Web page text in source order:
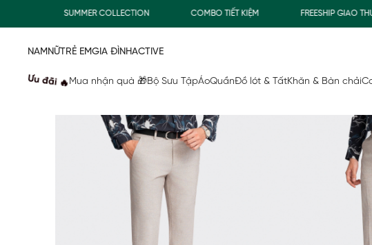
SUMMER COLLECTION COMBO TIẾT KIỆM FREESHIP GIAO
NAMNỮTRẺ EMGIA ĐÌNHACTIVE
Ưu đãi 🔥Mua nhận quà 🎁Bộ Sưu TậpÁoQuầnĐồ lót & TấtKhăn & Bàn chải